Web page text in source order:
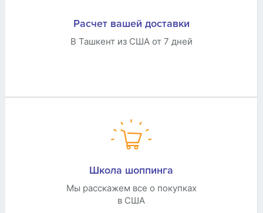
Расчет вашей доставки
В Ташкент из США от 7 дней
Школа шоппинга
Мы расскажем все о покупках
в США